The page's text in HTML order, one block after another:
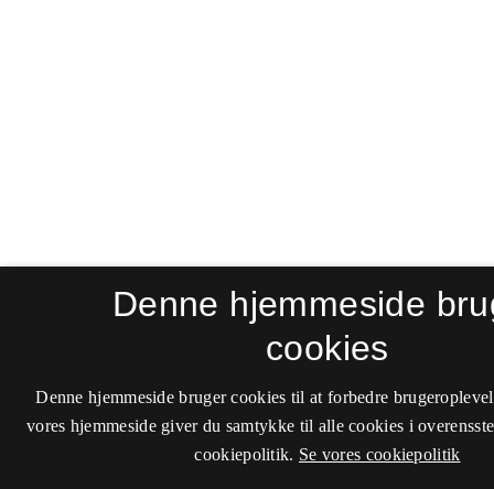
Denne hjemmeside
cookies
Denne hjemmeside bruger cookies til at forbedre
vores hjemmeside giver du samtykke til alle cookies i
cookiepolitik. Se vores cookiepolitik